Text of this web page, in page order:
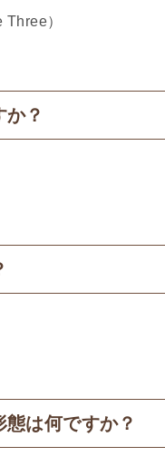
）
？
は何ですか？